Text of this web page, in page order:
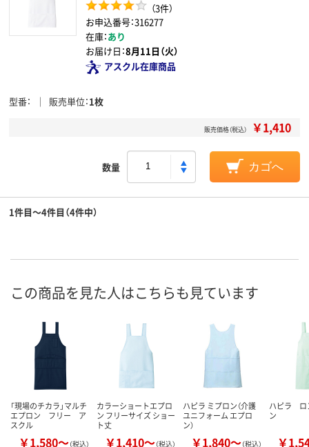
（3件）
お申込番号：316277
在庫：あり
お届け日：8月11日（火）
アスクル在庫商品
型番 販売単位 1枚
販売価格（税込） ￥1,410
数量 カゴへ
1件目～4件目（4件中）
この商品を見た人はこちらも見ています
「現場のチカラ」マルチ
エプロン フリー ア
スクル
￥1,580～（税込）
カラーショートエプロ
ン フリーサイズ ショー
ト丈
￥1,410～（税込）
ハピラ ミプロン（介護
ユニフォーム エプロ
ン）
￥1,840～（税込）
ハピラ ロ
ン
￥